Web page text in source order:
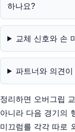
하나요?
교체 신호와 손
파트너와 의견
정리하면 오버그립
아니라 다음 경기의
미끄럼를 각각 따로